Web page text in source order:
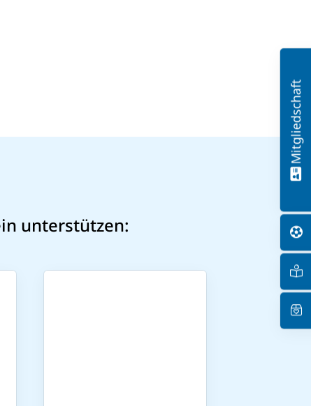
unterstützen:
Mitgliedschaft